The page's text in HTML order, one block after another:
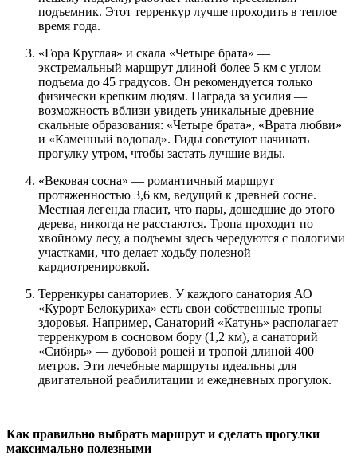
подъемник. Этот терренкур лучше проходить в теплое
время года.
«Гора Круглая» и скала «Четыре брата» —
экстремальный маршрут длиной более 5 км с углом
подъема до 45 градусов. Он рекомендуется только
физически крепким людям. Награда за усилия —
возможность вблизи увидеть уникальные древние
скальные образования: «Четыре брата», «Врата любви»
и «Каменный водопад». Гиды советуют начинать
прогулку утром, чтобы застать лучшие виды.
«Вековая сосна» — романтичный маршрут
протяженностью 3,6 км, ведущий к древней сосне.
Местная легенда гласит, что пары, дошедшие до этого
дерева, никогда не расстаются. Тропа проходит по
хвойному лесу, а подъемы здесь чередуются с пологими
участками, что делает ходьбу полезной
кардиотренировкой.
Терренкуры санаториев. У каждого санатория АО
«Курорт Белокуриха» есть свои собственные тропы
здоровья. Например, Санаторий «Катунь» располагает
терренкуром в сосновом бору (1,2 км), а санаторий
«Сибирь» — дубовой рощей и тропой длиной 400
метров. Эти лечебные маршруты идеальны для
двигательной реабилитации и ежедневных прогулок.
Как правильно выбрать маршрут и сделать прогулки
максимально полезными